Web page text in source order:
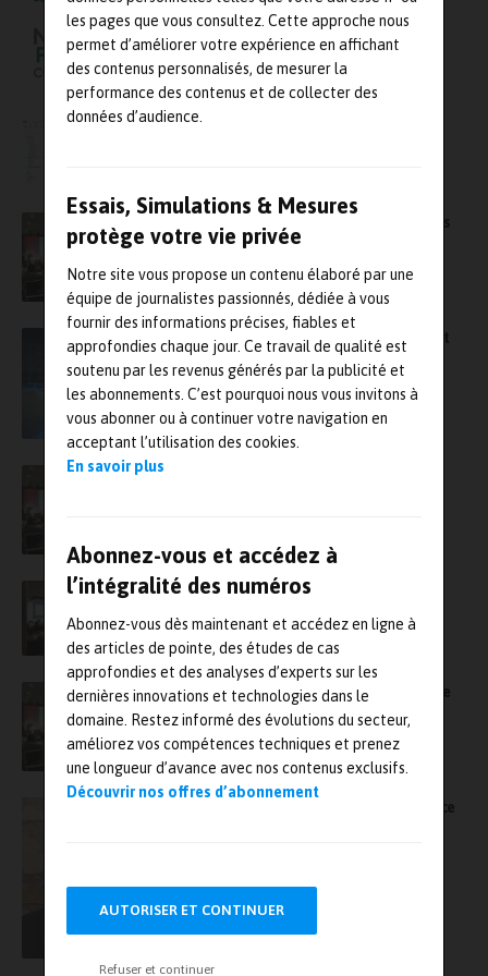
les pages que vous consultez. Cette approche nous
permet d’améliorer votre expérience en affichant
des contenus personnalisés, de mesurer la
performance des contenus et de collecter des
données d’audience.
Essais, Simulations & Mesures
protège votre vie privée
Notre site vous propose un contenu élaboré par une
équipe de journalistes passionnés, dédiée à vous
fournir des informations précises, fiables et
approfondies chaque jour. Ce travail de qualité est
soutenu par les revenus générés par la publicité et
les abonnements. C’est pourquoi nous vous invitons à
vous abonner ou à continuer votre navigation en
acceptant l’utilisation des cookies.
En savoir plus
Abonnez-vous et accédez à
l’intégralité des numéros
Abonnez-vous dès maintenant et accédez en ligne à
des articles de pointe, des études de cas
approfondies et des analyses d’experts sur les
dernières innovations et technologies dans le
domaine. Restez informé des évolutions du secteur,
améliorez vos compétences techniques et prenez
une longueur d’avance avec nos contenus exclusifs.
Découvrir nos offres d’abonnement
AUTORISER ET CONTINUER
Refuser et continuer
Conférence régionale de Nafems France – les
inscriptions sont ouvertes
Nafems France organise un webinaire gratuit
sur le jumeau numérique le 9 décembre
Appel à communication – Nafems France –
Un bon bilan de la conférence Nafems France
de juin dernier
Didier Large prend les rênes de Nafems France